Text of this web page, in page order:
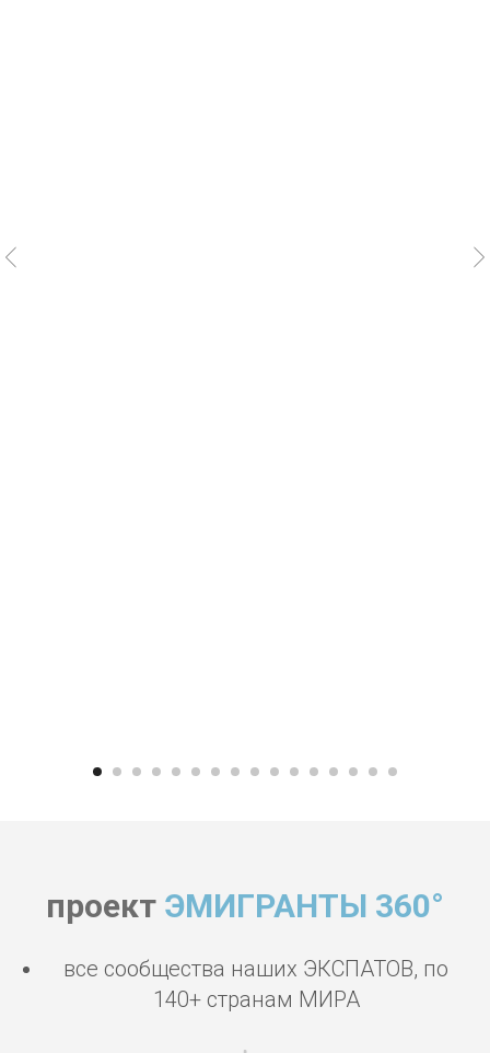
проект ЭМИГРАНТЫ 360°
все сообщества наших ЭКСПАТОВ, по
140+ странам МИРА